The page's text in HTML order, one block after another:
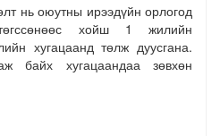
нь оюутны ирээдүйн орлогод
хойш 1 жилийн
хугацаанд төлж дуусгана.
байх хугацаандаа зөвхөн